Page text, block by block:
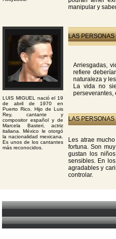
manipular y
LUIS MIGUEL nació el 19
de abril de 1970 en
Puerto Rico. Hijo de Luis
Rey, cantante y
compositor español y de
Marcela Basteri, actriz
italiana. México le otorgó
la nacionalidad mexicana.
Es unos de los cantantes
más reconocidos.
LAS
Arriesgadas,
refiere
naturaleza y
La vida no
perseverantes,
LAS
Les atrae
fortuna. Son
gustan los
sensibles. En
agradables y
controlar.